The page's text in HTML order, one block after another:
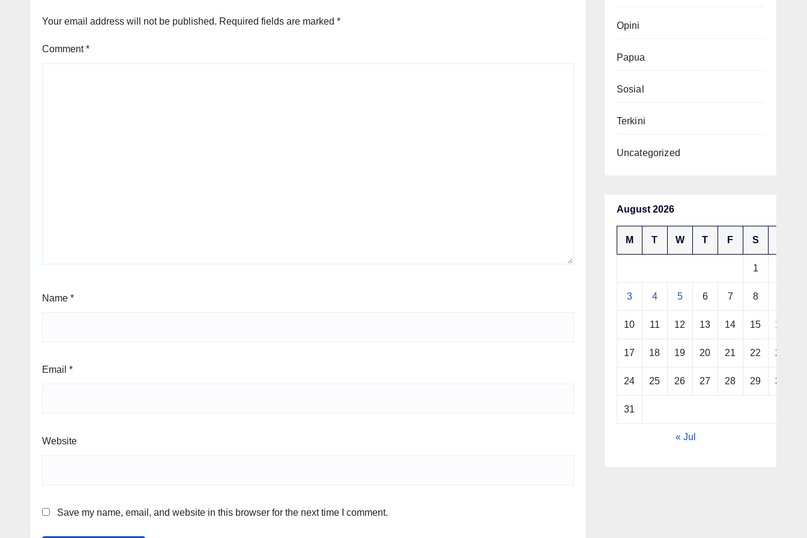
Your email address will not be published. Required fields are marked *
Comment*
Name *
Email *
Website
Save my name, email, and website in this browser for the next time I comment.
Opini
Papua
Sosial
Terkini
Uncategorized
August 2026
M T W T F S
1
3 4 5 6 7 8
10 11 12 13 14 15 16
17 18 19 20 21 22 23
24 25 26 27 28 29 30
31
« Jul